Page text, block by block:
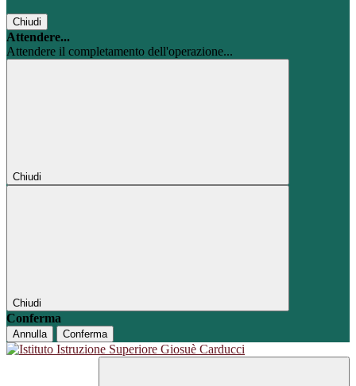
Chiudi
Attendere...
Attendere il completamento dell'operazione...
Chiudi
Chiudi
Conferma
Annulla Conferma